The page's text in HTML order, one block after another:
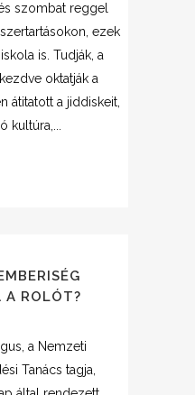
szombat reggel
ezek
is. Tudják, a
oktatják a
átitatott a jiddiskeit,
kultúra,...
A ROLÓT?
a Nemzeti
Tanács tagja,